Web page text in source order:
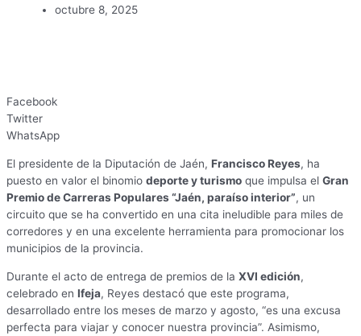
octubre 8, 2025
Facebook
Twitter
WhatsApp
El presidente de la Diputación de Jaén, Francisco Reyes, ha
puesto en valor el binomio deporte y turismo que impulsa el Gran
Premio de Carreras Populares “Jaén, paraíso interior”, un
circuito que se ha convertido en una cita ineludible para miles de
corredores y en una excelente herramienta para promocionar los
municipios de la provincia.
Durante el acto de entrega de premios de la XVI edición,
celebrado en Ifeja, Reyes destacó que este programa,
desarrollado entre los meses de marzo y agosto, “es una excusa
perfecta para viajar y conocer nuestra provincia”. Asimismo,